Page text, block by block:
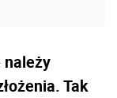
należy
Tak